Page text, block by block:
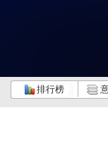
排行榜